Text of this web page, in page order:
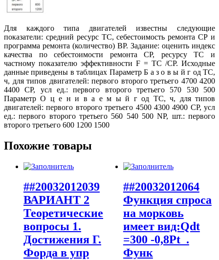
Для каждого типа двигателей известны следующие
показатели: средний ресурс TС, себестоимость ремонта СР и
программа ремонта (количество) ВР. Задание: оценить индекс
качества по себестоимости ремонта СР, ресурсу TС и
частному показателю эффективности F = TС /СР. Исходные
данные приведены в таблицах Параметр Б а з о в ы й г од TС,
ч, для типов двигателей: первого второго третьего 4700 4200
4400 СР, усл ед.: первого второго третьего 570 530 500
Параметр О ц е н и в а е м ы й г од TС, ч, для типов
двигателей: первого второго третьего 4500 4300 4900 СР, усл
ед.: первого второго третьего 560 540 500 NР, шт.: первого
второго третьего 600 1200 1500
Похожие товары
##20032012039
ВАРИАНТ 2
Теоретические
вопросы 1.
Достижения Г.
Форда в упр
##20032012064
Функция спроса
на морковь
имеет вид:Qdt
=300 -0,8Pt .
Функ